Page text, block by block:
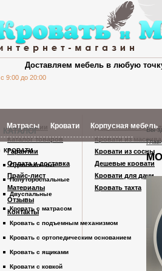
c 9:00 до 20:00
Доставляем мебель в любую
Матрасы Кровати Корпусная мебель
Шкафы Кардинал
Шкафы из дерева
Комоды
Вы
КАТАЛОГ
КРОВАТИ
Односпальные
Полутороспальные
Двуспальные
Кровать с матрасом
Кровать с подъемным механизмом
Кровать с ортопедическим основанием
Кровать с ящиками
Кровати с ковкой
О компании
Каталог товаров
Гарантии
Оплата и доставка
Прайс-лист
Материалы
Отзывы
Контакты
Деревянные
Кровати из массива
Кровати из сосны
Дешевые кровати
Кровати для дачи
Кровать тахта